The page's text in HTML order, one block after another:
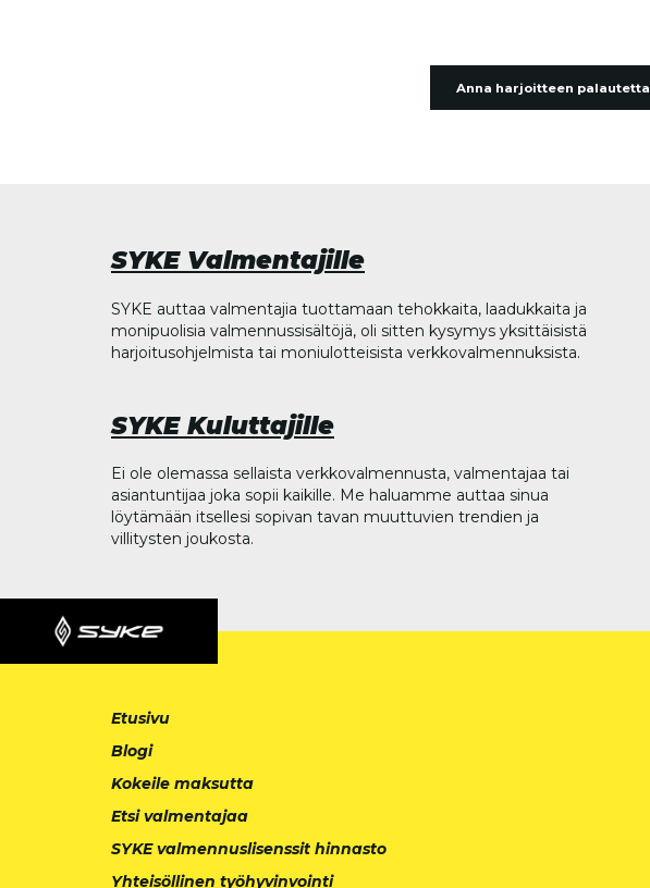
Anna harjoitteen palautetta
SYKE Valmentajille
SYKE auttaa valmentajia tuottamaan tehokkaita, laadukkaita ja
monipuolisia valmennussisältöjä, oli sitten kysymys yksittäisistä
harjoitusohjelmista tai moniulotteisista verkkovalmennuksista.
SYKE Kuluttajille
Ei ole olemassa sellaista verkkovalmennusta, valmentajaa tai
asiantuntijaa joka sopii kaikille. Me haluamme auttaa sinua
löytämään itsellesi sopivan tavan muuttuvien trendien ja
villitysten joukosta.
Etusivu
Blogi
Kokeile maksutta
Etsi valmentajaa
SYKE valmennuslisenssit hinnasto
Yhteisöllinen työhyvinvointi